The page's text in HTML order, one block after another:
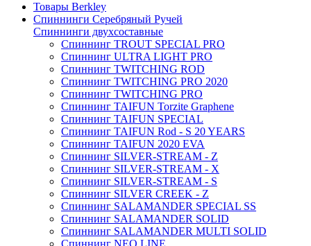
Товары Berkley
Спиннинги Серебряный Ручей
Спиннинги двухсоставные
Спиннинг TROUT SPECIAL PRO
Спиннинг ULTRA LIGHT PRO
Спиннинг TWITCHING ROD
Спиннинг TWITCHING PRO 2020
Спиннинг TWITCHING PRO
Спиннинг TAIFUN Torzite Graphene
Спиннинг TAIFUN SPECIAL
Спиннинг TAIFUN Rod - S 20 YEARS
Спиннинг TAIFUN 2020 EVA
Спиннинг SILVER-STREAM - Z
Спиннинг SILVER-STREAM - X
Спиннинг SILVER-STREAM - S
Спиннинг SILVER CREEK - Z
Спиннинг SALAMANDER SPECIAL SS
Спиннинг SALAMANDER SOLID
Спиннинг SALAMANDER MULTI SOLID
Спиннинг NEO LINE